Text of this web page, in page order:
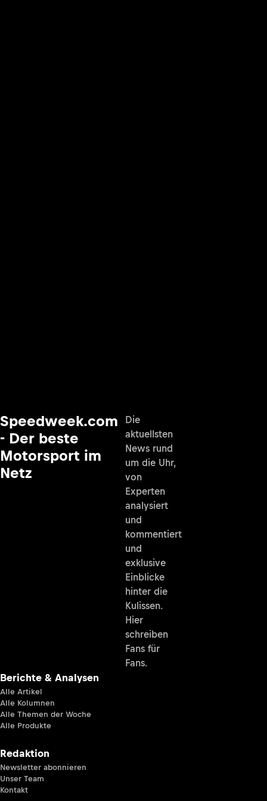
Speedweek.com
- Der beste
Motorsport im
Netz
Die
aktuellsten
News rund
um die Uhr,
von
Experten
analysiert
und
kommentiert
und
exklusive
Einblicke
hinter die
Kulissen.
Hier
schreiben
Fans für
Fans.
Berichte & Analysen
Alle Artikel
Alle Kolumnen
Alle Themen der Woche
Alle Produkte
Redaktion
Newsletter abonnieren
Unser Team
Kontakt